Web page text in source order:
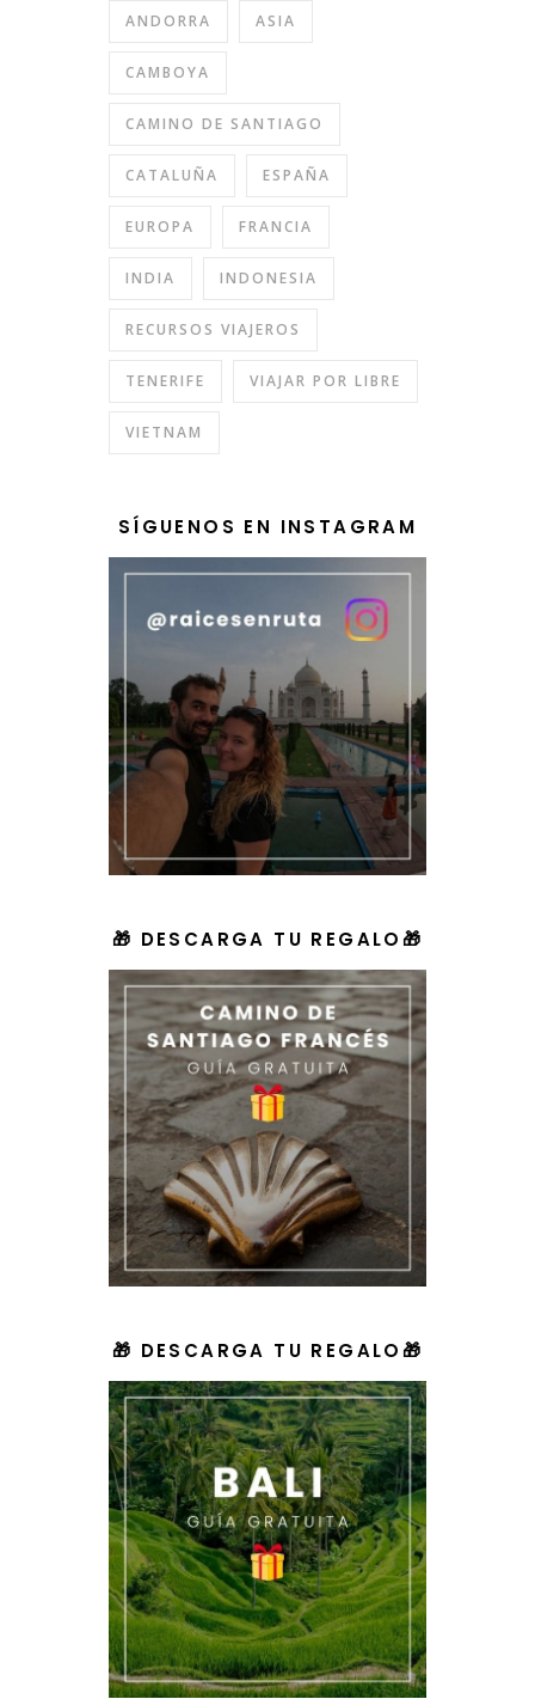
ANDORRA ASIA
CAMBOYA
CAMINO DE SANTIAGO
CATALUÑA ESPAÑA
EUROPA FRANCIA
INDIA INDONESIA
RECURSOS VIAJEROS
TENERIFE VIAJAR POR LIBRE
VIETNAM
SÍGUENOS EN INSTAGRAM
🎁 DESCARGA TU REGALO🎁
🎁 DESCARGA TU REGALO🎁